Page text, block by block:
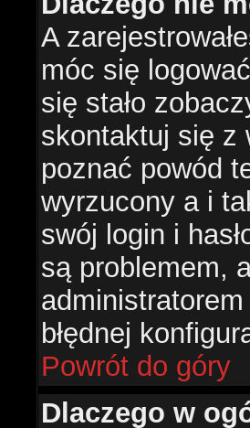
A
móc się
się stało
skontaktuj się z
poznać powód
wyrzucony a i
swój login i
są problemem,
błędnej
Powrót do góry
Dlaczego w